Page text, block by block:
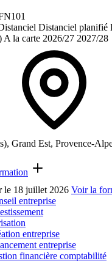
Distanciel planifié
A la carte 2026/27 2027/28
Grand Est, Provence-
le 18 juillet 2026 Voir la
entreprise
entreprise
entreprise
financière comptabilité